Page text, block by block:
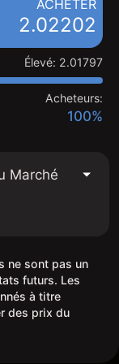
ACHETER
2.02202
Élevé: 2.01797
Acheteurs:
100%
Marché
ne sont pas un
futurs. Les
à titre
des prix du